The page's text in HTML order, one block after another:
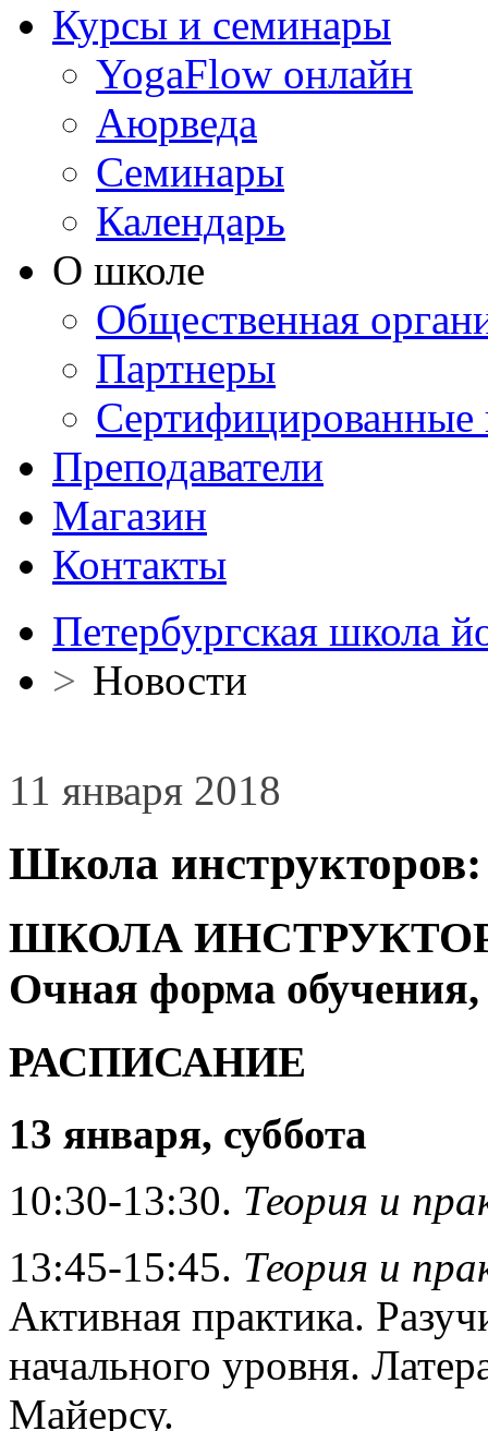
Курсы и семинары
YogaFlow онлайн
Аюрведа
Семинары
Календарь
О школе
Общественная
Партнеры
Сертифицированные
Преподаватели
Магазин
Контакты
Петербургская школа
> Новости
11 января 2018
Школа инструкторов:
ШКОЛА
Очная форма
РАСПИСАНИЕ
13 января, суббота
10:30-13:30. Теория и
13:45-15:45. Теория и
Активная практика.
начального уровня.
Майерсу.